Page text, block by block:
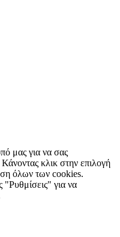
μας για να σας
κλικ στην επιλογή
όλων των cookies.
"Ρυθμίσεις" για να